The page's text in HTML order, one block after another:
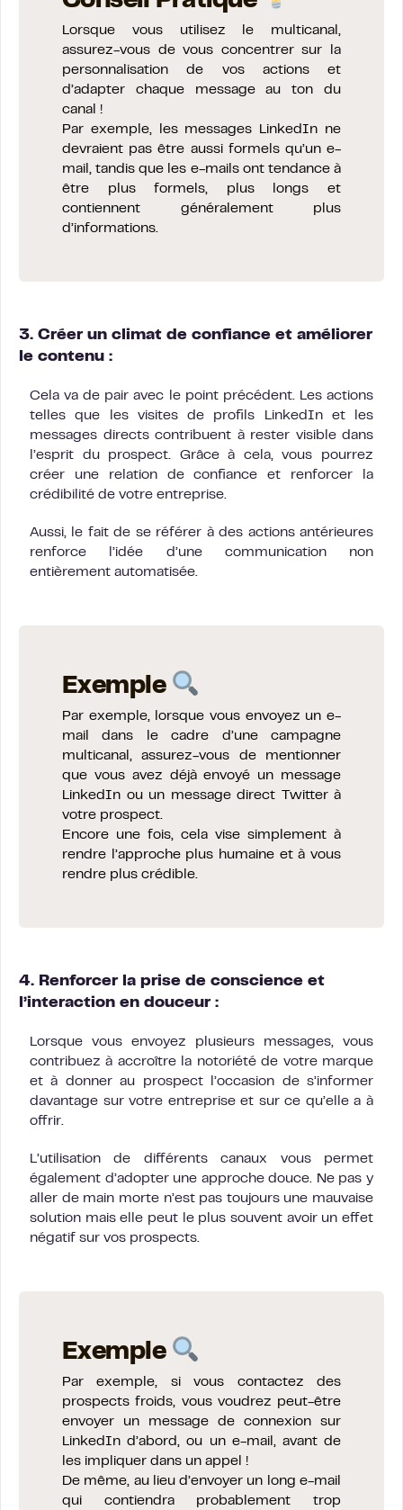
Lorsque vous utilisez le multicanal,
assurez-vous de vous concentrer sur la
personnalisation de vos actions et
d’adapter chaque message au ton du
canal !
Par exemple, les messages LinkedIn ne
devraient pas être aussi formels qu’un e-
mail, tandis que les e-mails ont tendance à
être plus formels, plus longs et
contiennent généralement plus
d’informations.
3. Créer un climat de confiance et améliorer
le contenu :
Cela va de pair avec le point précédent. Les actions
telles que les visites de profils LinkedIn et les
messages directs contribuent à rester visible dans
l’esprit du prospect. Grâce à cela, vous pourrez
créer une relation de confiance et renforcer la
crédibilité de votre entreprise.
Aussi, le fait de se référer à des actions antérieures
renforce l’idée d’une communication non
entièrement automatisée.
Exemple
Par exemple, lorsque vous envoyez un e-
mail dans le cadre d’une campagne
multicanal, assurez-vous de mentionner
que vous avez déjà envoyé un message
LinkedIn ou un message direct Twitter à
votre prospect.
Encore une fois, cela vise simplement à
rendre l’approche plus humaine et à vous
rendre plus crédible.
4. Renforcer la prise de conscience et
l’interaction en douceur :
Lorsque vous envoyez plusieurs messages, vous
contribuez à accroître la notoriété de votre marque
et à donner au prospect l’occasion de s’informer
davantage sur votre entreprise et sur ce qu’elle a à
offrir.
L’utilisation de différents canaux vous permet
également d’adopter une approche douce. Ne pas y
aller de main morte n’est pas toujours une mauvaise
solution mais elle peut le plus souvent avoir un effet
négatif sur vos prospects.
Exemple
Par exemple, si vous contactez des
prospects froids, vous voudrez peut-être
envoyer un message de connexion sur
LinkedIn d’abord, ou un e-mail, avant de
les impliquer dans un appel !
De même, au lieu d’envoyer un long e-mail
qui contiendra probablement trop